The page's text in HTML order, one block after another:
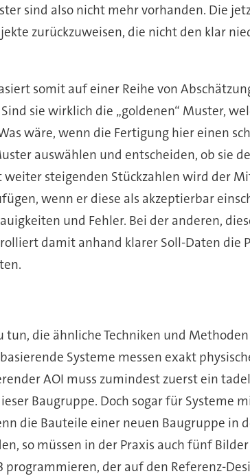
sind also nicht mehr vorhanden. Die
zurückzuweisen, die nicht den klar
somit auf einer Reihe von
sie wirklich die „goldenen“ Muster,
wäre, wenn die Fertigung hier einen
auswählen und entscheiden, ob sie
steigenden Stückzahlen wird der
wenn er diese als akzeptierbar
und Fehler. Bei der anderen,
damit anhand klarer Soll-Daten die
die ähnliche Techniken und
Systeme messen exakt
AOI muss zumindest zuerst ein
Baugruppe. Doch sogar für Systeme
die Bauteile einer neuen Baugruppe in
so müssen in der Praxis auch fünf
der auf den Referenz-